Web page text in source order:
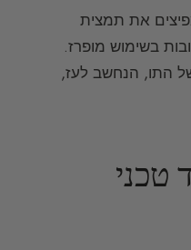
את תמצית
בשימוש מופרז.
התו, הנחשב לעז,
טכני